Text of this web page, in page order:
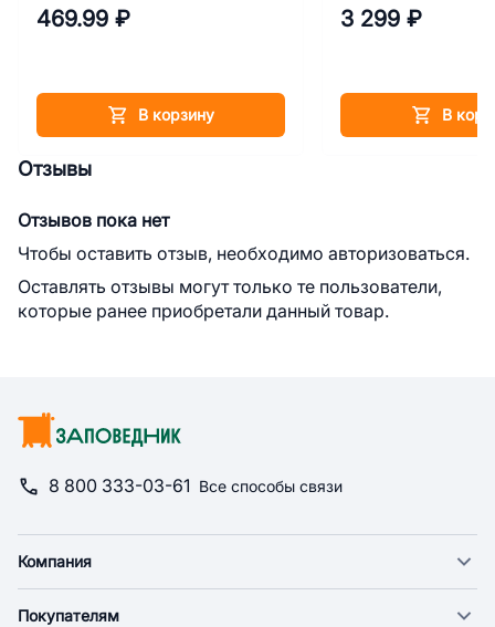
Farmina Vet Life Gastrointestinal
469.99 ₽
В корзину
Farmina Vet Life
3 299 ₽
В
Отзывы
Отзывов пока нет
Чтобы оставить отзыв, необходимо авторизоваться.
Оставлять отзывы могут только те пользователи,
которые ранее приобретали данный товар.
8 800 333-03-61 Все способы связи
Компания
Покупателям